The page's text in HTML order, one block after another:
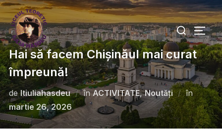
Hai să facem Chișinăul mai curat
împreună!
deltiuliahasdeu înACTIVITATE,Noutăți
în
martie 26, 2026